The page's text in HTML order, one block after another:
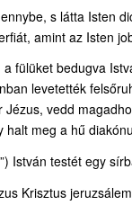
s látta Isten
amint az Isten
fülüket bedugva
levetették
vedd
meg a hű
István testét egy
Krisztus